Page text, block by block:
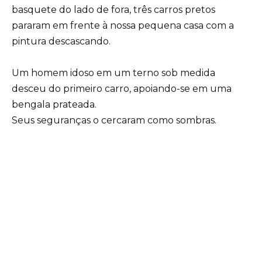
basquete do lado de fora, três carros pretos
pararam em frente à nossa pequena casa com a
pintura descascando.
Um homem idoso em um terno sob medida
desceu do primeiro carro, apoiando-se em uma
bengala prateada.
Seus seguranças o cercaram como sombras.